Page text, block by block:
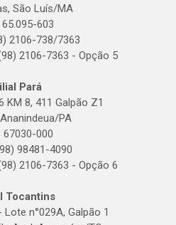
São Luís/MA
65.095-603
2106-738/7363
2106-7363 - Opção 5
Pará
KM 8, 411 Galpão Z1
PA
67030-000
98481-4090
2106-7363 - Opção 6
Tocantins
Lote n°029A, Galpão 1